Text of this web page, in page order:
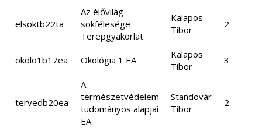
elsoktb22ta
Az élővilág
sokfélesége
Terepgyakorlat
Kalapos
Tibor
2
okolo1b17ea Ökológia 1 EA
Kalapos
Tibor
3
tervedb20ea
A
természetvédelem
tudományos alapjai
EA
Standovár
Tibor
2